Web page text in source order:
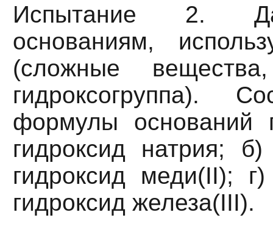
Испытание 2.
основаниям,
(сложные
гидроксогруппа).
формулы оснований
гидроксид натрия;
гидроксид меди(II);
гидроксид железа(III).